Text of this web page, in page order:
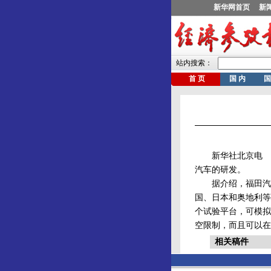
新华社北京电 福
汽车的研发。
据介绍，福田汽
国、日本和奥地利
个试验平台，可模
空限制，而且可以
相关稿件